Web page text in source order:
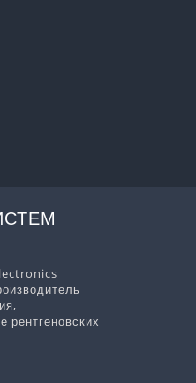
рентгеновских